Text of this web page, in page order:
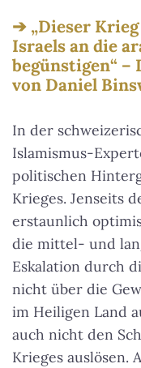
„Dieser
Israels an die
begünstigen“
von Daniel
In der
Islamismus-
politischen
Krieges. Jenseits
erstaunlich
die mittel- und
Eskalation durch
nicht über die
im Heiligen Land
auch nicht den
Krieges auslösen.